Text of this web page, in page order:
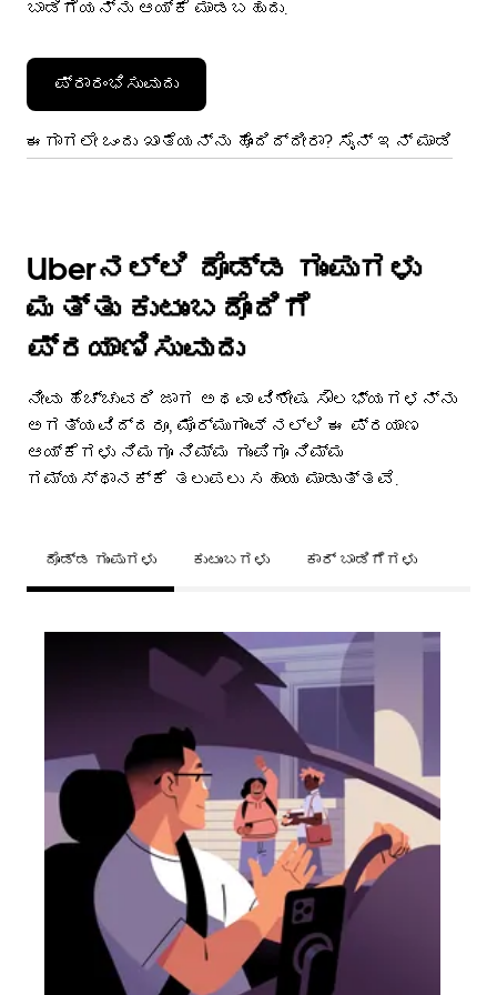
ಬಾಡಿಗೆಯನ್ನು ಆಯ್ಕೆ ಮಾಡಬಹುದು.
ಪ್ರಾರಂಭಿಸುವುದು
ಈಗಾಗಲೇ ಒಂದು ಖಾತೆಯನ್ನು ಹೊಂದಿದ್ದೀರಾ? ಸೈನ್ ಇನ್ ಮಾಡಿ
Uberನಲ್ಲಿ ದೊಡ್ಡ ಗುಂಪುಗಳು
ಮತ್ತು ಕುಟುಂಬದೊಂದಿಗೆ
ಪ್ರಯಾಣಿಸುವುದು
ನೀವು ಹೆಚ್ಚುವರಿ ಜಾಗ ಅಥವಾ ವಿಶೇಷ ಸೌಲಭ್ಯಗಳನ್ನು
ಅಗತ್ಯವಿದ್ದರೂ, ಮೊರ್ಮುಗಾಂವ್‌ ನಲ್ಲಿ ಈ ಪ್ರಯಾಣ
ಆಯ್ಕೆಗಳು ನಿಮಗೂ ನಿಮ್ಮ ಗುಂಪಿಗೂ ನಿಮ್ಮ
ಗಮ್ಯಸ್ಥಾನಕ್ಕೆ ತಲುಪಲು ಸಹಾಯ ಮಾಡುತ್ತವೆ.
ದೊಡ್ಡ ಗುಂಪುಗಳು ಕುಟುಂಬಗಳು ಕಾರ್ ಬಾಡಿಗೆಗಳು